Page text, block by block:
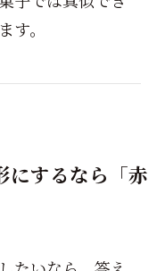
。
にするなら「赤